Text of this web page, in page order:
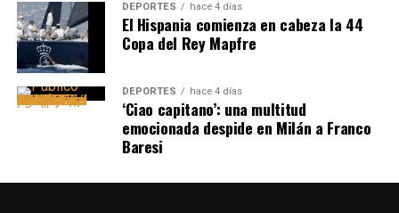
DEPORTES hace 4 días
El Hispania comienza en cabeza la 44
Copa del Rey Mapfre
DEPORTES hace 4 días
‘Ciao capitano’: una multitud
emocionada despide en Milán a Franco
Baresi